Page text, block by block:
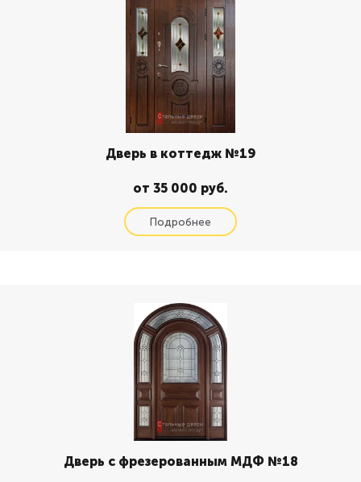
Дверь в коттедж №19
от 35 000 руб.
Дверь с фрезерованным МДФ №18